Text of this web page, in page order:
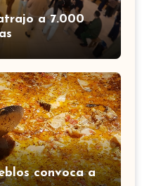
a 7.000
convoca a